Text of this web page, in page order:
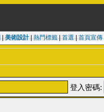
美術設計| 熱門標籤| 首選 首頁宣傳|
登入密碼: